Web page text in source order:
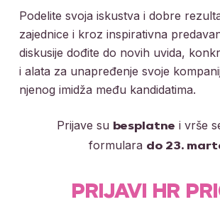
Podelite svoja iskustva i dobre
zajednice i kroz inspirativna
diskusije dođite do novih uvida,
i alata za unapređenje svoje
njenog imidža među kandidatima.
Prijave su besplatne i vrše
formulara do 23.
PRIJAVI HR